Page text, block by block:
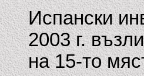
Испански
2003 г.
на 15-то